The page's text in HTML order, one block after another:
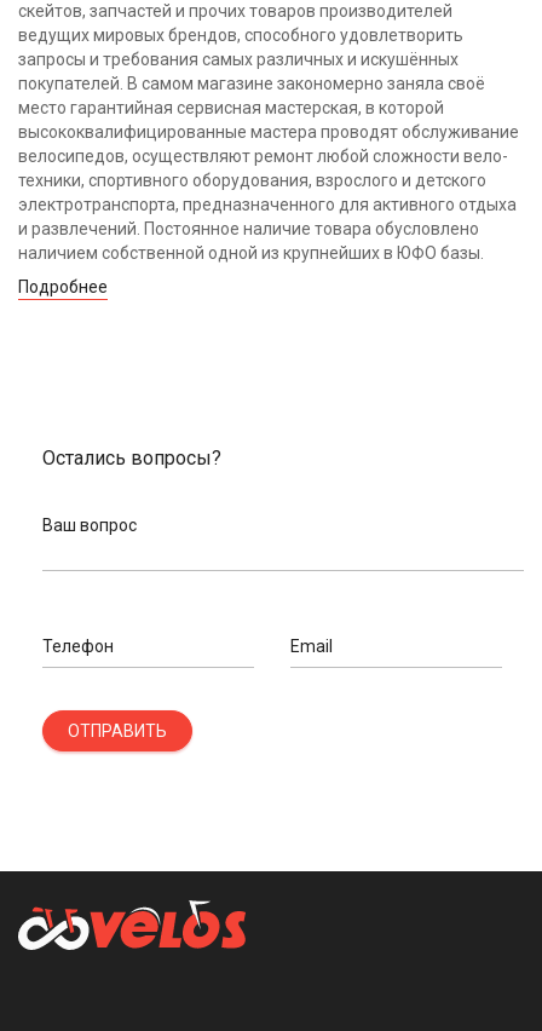
скейтов, запчастей и прочих товаров производителей
ведущих мировых брендов, способного удовлетворить
запросы и требования самых различных и искушённых
покупателей. В самом магазине закономерно заняла своё
место гарантийная сервисная мастерская, в которой
высококвалифицированные мастера проводят обслуживание
велосипедов, осуществляют ремонт любой сложности вело-
техники, спортивного оборудования, взрослого и детского
электротранспорта, предназначенного для активного отдыха
и развлечений. Постоянное наличие товара обусловлено
наличием собственной одной из крупнейших в ЮФО базы.
Подробнее
Остались вопросы?
Ваш вопрос
Телефон Email
ОТПРАВИТЬ